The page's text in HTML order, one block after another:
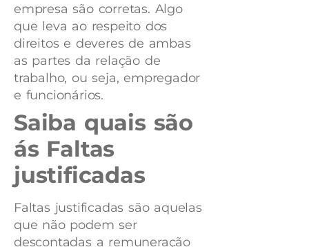
empresa são corretas. Algo
que leva ao respeito dos
direitos e deveres de ambas
as partes da relação de
trabalho, ou seja, empregador
e funcionários.
Saiba quais são
ás Faltas
justificadas
Faltas justificadas são aquelas
que não podem ser
descontadas a remuneração